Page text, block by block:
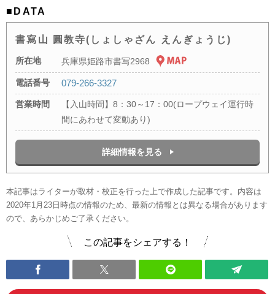
■DATA
書寫山 圓教寺(しょしゃざん えんぎょうじ)
所在地 兵庫県姫路市書写2968
電話番号 079-266-3327
営業時間
【入山時間】8：30～17：00(ロープウェイ運行時
間にあわせて変動あり)
詳細情報を見る
本記事はライターが取材・校正を行った上で作成した記事です。内容は
2020年1月23日時点の情報のため、最新の情報とは異なる場合があります
ので、あらかじめご了承ください。
この記事をシェアする！